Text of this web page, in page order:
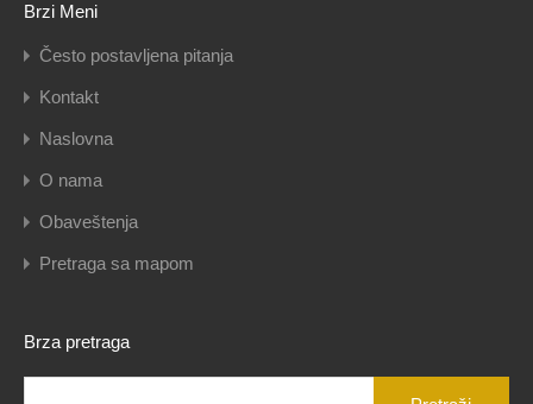
Brzi Meni
Često postavljena pitanja
Kontakt
Naslovna
O nama
Obaveštenja
Pretraga sa mapom
Brza pretraga